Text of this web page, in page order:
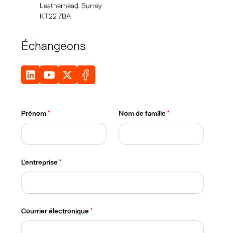
Leatherhead, Surrey
KT22 7BA
Échangeons
Prénom* Nom de famille*
L'entreprise*
Courrier électronique*